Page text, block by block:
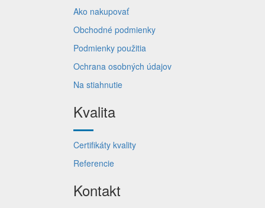
Ako nakupovať
Obchodné podmienky
Podmienky použitia
Ochrana osobných údajov
Na stiahnutie
Kvalita
Certifikáty kvality
Referencie
Kontakt